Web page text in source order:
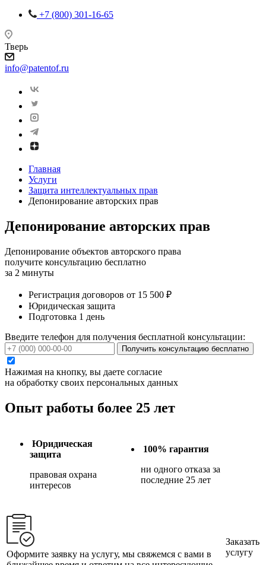
+7 (800) 301-16-65
Тверь
info@patentof.ru
Главная
Услуги
Защита интеллектуальных прав
Депонирование авторских прав
Депонирование авторских прав
Депонирование объектов авторского права
получите консультацию бесплатно
за 2 минуты
Регистрация договоров от 15 500 ₽
Юридическая защита
Подготовка 1 день
Введите телефон для получения бесплатной консультации:
Получить консультацию бесплатно
Нажимая на кнопку, вы даете согласие
на обработку своих персональных данных
Опыт работы более 25 лет
Юридическая
защита
правовая охрана
интересов
100% гарантия
ни одного отказа за
последние 25 лет
Оформите заявку на услугу, мы свяжемся с вами в
Заказать
услугу